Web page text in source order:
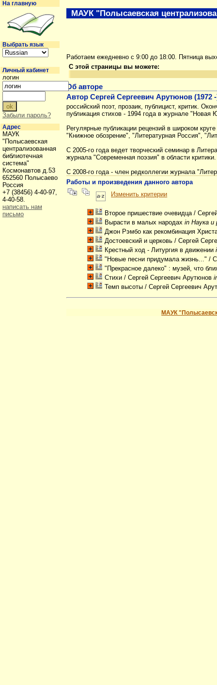
Работаем ежедневно с 9:00 до 18:00. Пятница
С этой страницы вы можете:
Об авторе
Автор Сергей Сергеевич Арутюнов (1972
российский поэт, прозаик, публицист, критик.
публикация стихов - 1994 года в журнале "Новая
Регулярные публикации рецензий в широком
"Книжное обозрение", "Литературная Россия",
С 2005-го года ведет творческий семинар в
журнала "Современная поэзия" в области критики.
С 2008-го года - член редколлегии журнала
Работы и произведения данного автора
Изменить критерии
Второе пришествие очевидца/
Вырасти в малых народах in Наука и
Джон Рэмбо как рекомбинация
Достоевский и церковь / Сергей
Крестный ход - Литургия в движении
"Новые песни придумала жизнь..." /
"Прекрасное далеко" : музей, что
Стихи / Сергей Сергеевич Арутюнов
Темп высоты / Сергей Сергеевич
МАУК
МАУК "Полысаевская
На главную
Выбрать язык
Личный кабинет
логин
Забыли пароль?
Адрес
МАУК
"Полысаевская
централизованная
библиотечная
система"
Космонавтов д.53
652560 Полысаево
Россия
+7 (38456) 4-40-97,
4-40-58.
написать нам
письмо